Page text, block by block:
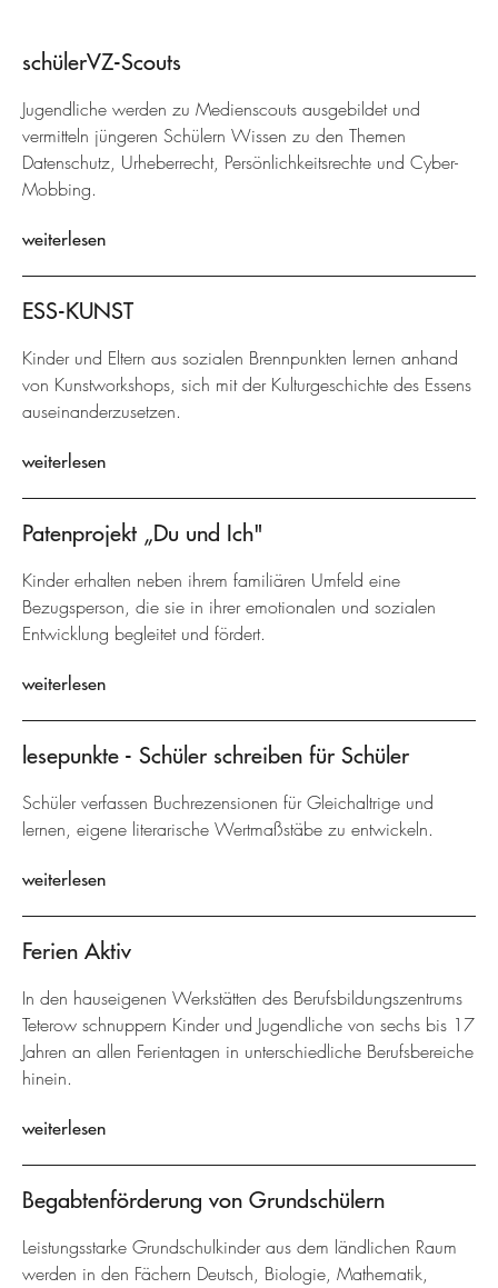
schülerVZ-Scouts
Jugendliche werden zu Medienscouts ausgebildet und
vermitteln jüngeren Schülern Wissen zu den Themen
Datenschutz, Urheberrecht, Persönlichkeitsrechte und Cyber-
Mobbing.
weiterlesen
ESS-KUNST
Kinder und Eltern aus sozialen Brennpunkten lernen anhand
von Kunstworkshops, sich mit der Kulturgeschichte des Essens
auseinanderzusetzen.
weiterlesen
Patenprojekt „Du und Ich"
Kinder erhalten neben ihrem familiären Umfeld eine
Bezugsperson, die sie in ihrer emotionalen und sozialen
Entwicklung begleitet und fördert.
weiterlesen
lesepunkte - Schüler schreiben für Schüler
Schüler verfassen Buchrezensionen für Gleichaltrige und
lernen, eigene literarische Wertmaßstäbe zu entwickeln.
weiterlesen
Ferien Aktiv
In den hauseigenen Werkstätten des Berufsbildungszentrums
Teterow schnuppern Kinder und Jugendliche von sechs bis 17
Jahren an allen Ferientagen in unterschiedliche Berufsbereiche
hinein.
weiterlesen
Begabtenförderung von Grundschülern
Leistungsstarke Grundschulkinder aus dem ländlichen Raum
werden in den Fächern Deutsch, Biologie, Mathematik,